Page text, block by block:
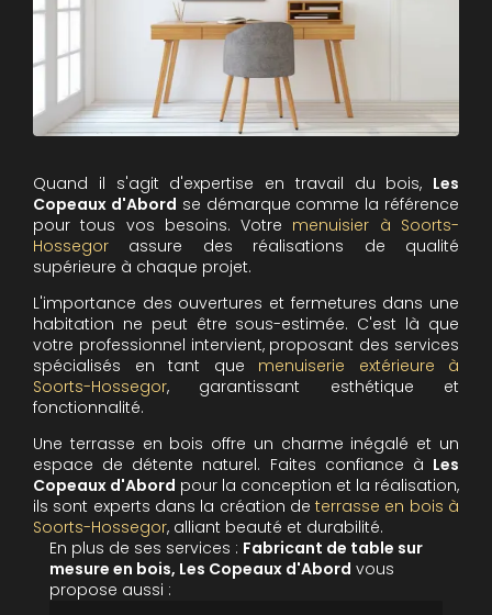
Quand il s'agit d'expertise en travail du bois, Les
Copeaux d'Abord se démarque comme la référence
pour tous vos besoins. Votre menuisier à Soorts-
Hossegor assure des réalisations de qualité
supérieure à chaque projet.
L'importance des ouvertures et fermetures dans une
habitation ne peut être sous-estimée. C'est là que
votre professionnel intervient, proposant des services
spécialisés en tant que menuiserie extérieure à
Soorts-Hossegor, garantissant esthétique et
fonctionnalité.
Une terrasse en bois offre un charme inégalé et un
espace de détente naturel. Faites confiance à Les
Copeaux d'Abord pour la conception et la réalisation,
ils sont experts dans la création deterrasse en bois à
Soorts-Hossegor, alliant beauté et durabilité.
En plus de ses services : Fabricant de table sur
mesure en bois, Les Copeaux d'Abord vous
propose aussi :